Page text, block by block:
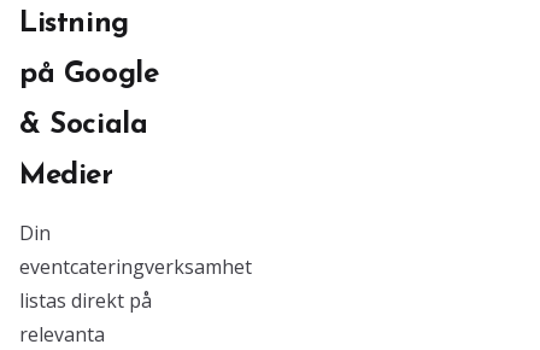
Listning
på Google
& Sociala
Medier
Din
eventcateringverksamhet
listas direkt på
relevanta